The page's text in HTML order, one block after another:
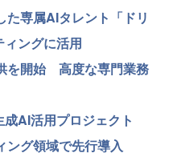
専属AIタレント「ドリ
ングに活用
を開始 高度な専門業務
AI活用プロジェクト
グ領域で先行導入